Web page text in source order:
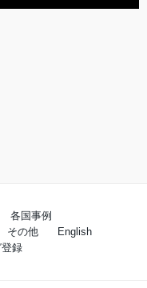
各国事例
その他
English
登録